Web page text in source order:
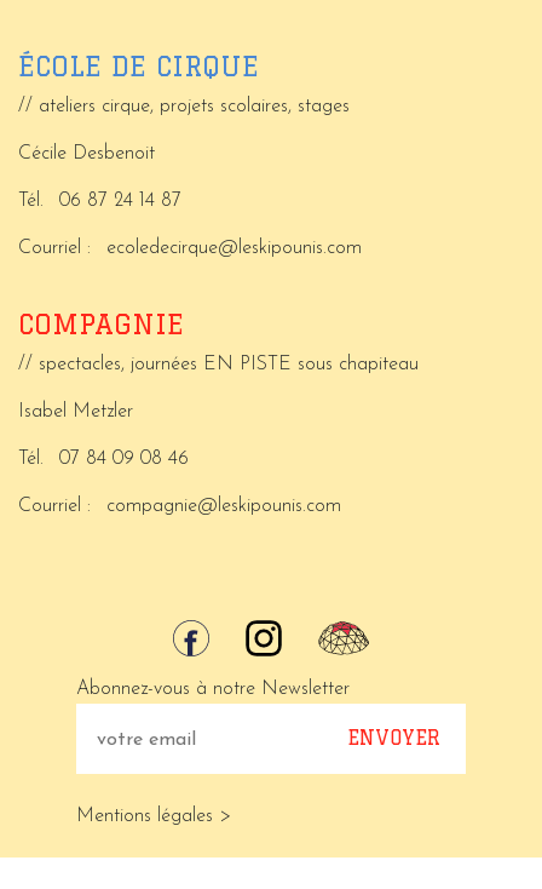
ÉCOLE DE CIRQUE
// ateliers cirque, projets scolaires, stages
Cécile Desbenoit
Tél. 06 87 24 14 87
Courriel : ecoledecirque@leskipounis.com
COMPAGNIE
// spectacles, journées EN PISTE sous chapiteau
Isabel Metzler
Tél. 07 84 09 08 46
Courriel : compagnie@leskipounis.com
Abonnez-vous à notre Newsletter
Mentions légales >